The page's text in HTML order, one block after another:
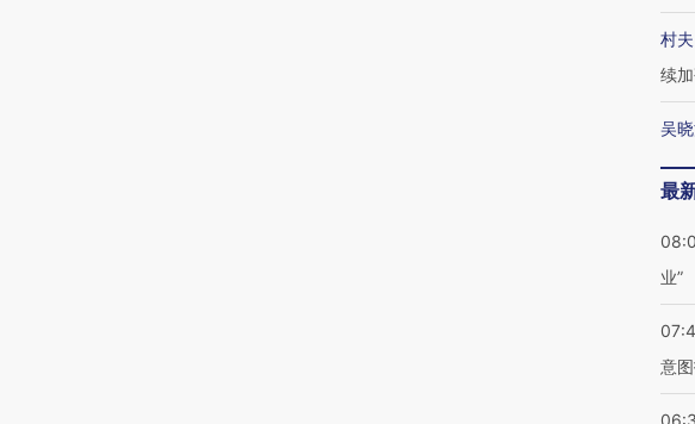
村
续
吴
最
业”
意